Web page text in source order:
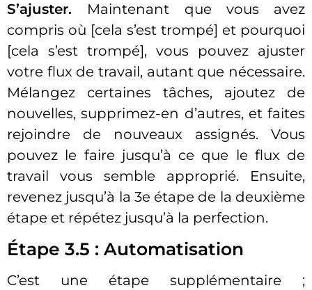
S’ajuster. Maintenant que vous avez
compris où [cela s’est trompé] et pourquoi
[cela s’est trompé], vous pouvez ajuster
votre flux de travail, autant que nécessaire.
Mélangez certaines tâches, ajoutez de
nouvelles, supprimez-en d’autres, et faites
rejoindre de nouveaux assignés. Vous
pouvez le faire jusqu’à ce que le flux de
travail vous semble approprié. Ensuite,
revenez jusqu’à la 3e étape de la deuxième
étape et répétez jusqu’à la perfection.
Étape 3.5 : Automatisation
C’est une étape supplémentaire ;